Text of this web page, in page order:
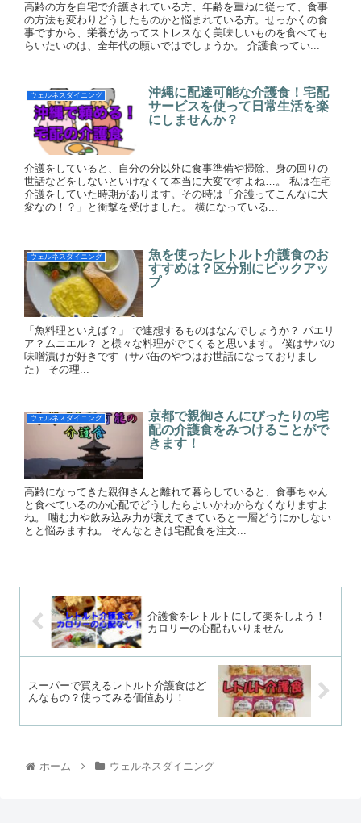
高齢の方を自宅で介護されている方、年齢を重ねに従って、食事
の方法も変わりどうしたものかと悩まれている方。せっかくの食
事ですから、栄養があってストレスなく美味しいものを食べても
らいたいのは、全年代の願いではでしょうか。 介護食ってい...
ウェルネスダイニング
沖縄に配達可能な介護食！宅配
サービスを使って日常生活を楽
にしませんか？
介護をしていると、自分の分以外に食事準備や掃除、身の回りの
世話などをしないといけなくて本当に大変ですよね…。 私は在宅
介護をしていた時期があります。その時は「介護ってこんなに大
変なの！？」と衝撃を受けました。 横になっている...
ウェルネスダイニング
魚を使ったレトルト介護食のお
すすめは？区分別にピックアッ
プ
「魚料理といえば？」 で連想するものはなんでしょうか？ パエリ
ア？ムニエル？ と様々な料理がでてくると思います。 僕はサバの
味噌漬けが好きです（サバ缶のやつはお世話になっておりまし
た） その理...
ウェルネスダイニング
京都で親御さんにぴったりの宅
配の介護食をみつけることがで
きます！
高齢になってきた親御さんと離れて暮らしていると、食事ちゃん
と食べているのか心配でどうしたらよいかわからなくなりますよ
ね。 噛む力や飲み込み力が衰えてきていると一層どうにかしない
とと悩みますね。 そんなときは宅配食を注文...
介護食をレトルトにして楽をしよう！
カロリーの心配もいりません
スーパーで買えるレトルト介護食はど
んなもの？使ってみる価値あり！
ホーム ウェルネスダイニング